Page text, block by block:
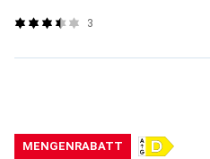
3
MENGENRABATT